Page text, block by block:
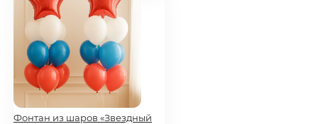
Фонтан из шаров «Звездный